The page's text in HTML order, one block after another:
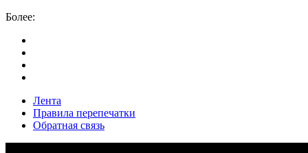
Более:
Лента
Правила перепечатки
Обратная связь